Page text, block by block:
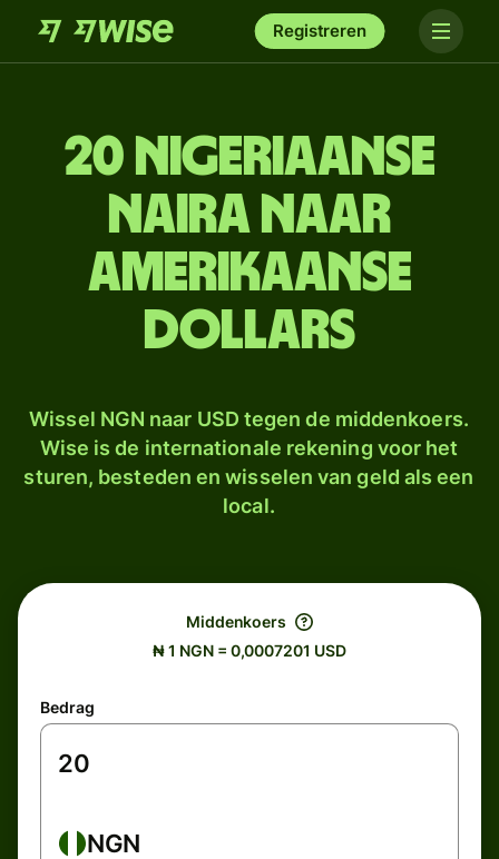
Registreren
20 Nigeriaanse
naira naar
Amerikaanse
dollars
Wissel NGN naar USD tegen de middenkoers.
Wise is de internationale rekening voor het
sturen, besteden en wisselen van geld als een
local.
Middenkoers
₦ 1 NGN = 0,0007201 USD
Bedrag
NGN